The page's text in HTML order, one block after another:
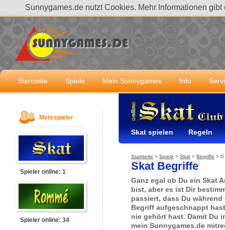
Sunnygames.de nutzt Cookies. Mehr Informationen
Startseite Spiele Mein Sunnygames Info
Mehrspieler
Spieler online: 1
Spieler online: 34
Skat spielen Regeln
Startseite > Spiele > Skat > Begriffe > D
Skat Begriffe
Ganz egal ob Du ein Skat
bist, aber es ist Dir
passiert, dass Du
Begriff aufgeschnappt
nie gehört hast. Damit Du
mein Sunnygames.de